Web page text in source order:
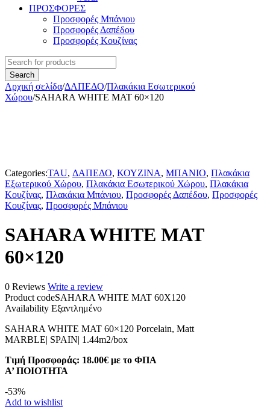
ΠΡΟΣΦΟΡΕΣ
Προσφορές Μπάνιου
Προσφορές Δαπέδου
Προσφορές Κουζίνας
Αρχική σελίδα/ΔΑΠΕΔΟ/Πλακάκια Εσωτερικού
Χώρου/SAHARA WHITE MAT 60×120
Categories:TAU, ΔΑΠΕΔΟ, ΚΟΥΖΙΝΑ, ΜΠΑΝΙΟ, Πλακάκια
Εξωτερικού Χώρου, Πλακάκια Εσωτερικού Χώρου, Πλακάκια
Κουζίνας, Πλακάκια Μπάνιου, Προσφορές Δαπέδου, Προσφορές
Κουζίνας, Προσφορές Μπάνιου
SAHARA WHITE MAT
60×120
0 Reviews Write a review
Product codeSAHARA WHITE MAT 60X120
Availability Εξαντλημένο
SAHARA WHITE MAT 60×120 Porcelain, Matt
MARBLE| SPAIN| 1.44m2/box
Τιμή Προσφοράς: 18.00€ με το ΦΠΑ
A’ ΠΟΙΟΤΗΤΑ
-53%
Add to wishlist